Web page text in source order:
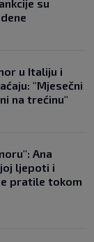
su
u Italiju i
"Mjesečni
na trećinu"
Ana
ljepoti i
pratile tokom